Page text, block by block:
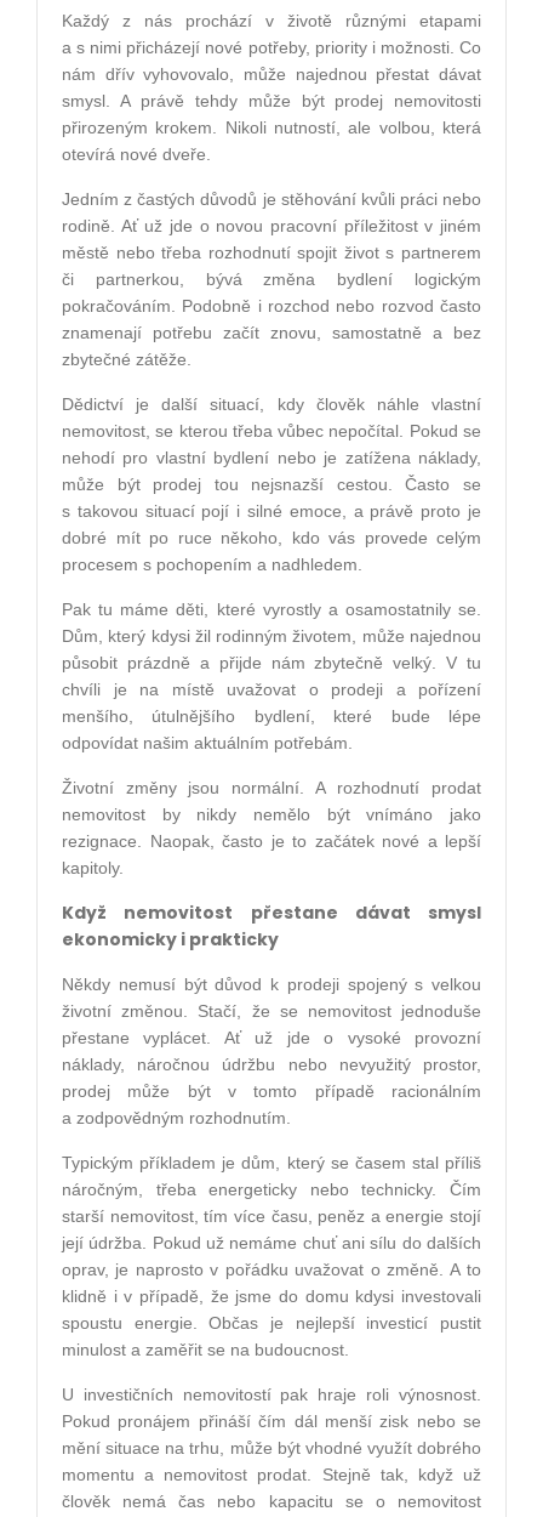
Každý z nás prochází v životě různými etapami
a s nimi přicházejí nové potřeby, priority i možnosti. Co
nám dřív vyhovovalo, může najednou přestat dávat
smysl. A právě tehdy může být prodej nemovitosti
přirozeným krokem. Nikoli nutností, ale volbou, která
otevírá nové dveře.
Jedním z častých důvodů je stěhování kvůli práci nebo
rodině. Ať už jde o novou pracovní příležitost v jiném
městě nebo třeba rozhodnutí spojit život s partnerem
či partnerkou, bývá změna bydlení logickým
pokračováním. Podobně i rozchod nebo rozvod často
znamenají potřebu začít znovu, samostatně a bez
zbytečné zátěže.
Dědictví je další situací, kdy člověk náhle vlastní
nemovitost, se kterou třeba vůbec nepočítal. Pokud se
nehodí pro vlastní bydlení nebo je zatížena náklady,
může být prodej tou nejsnazší cestou. Často se
s takovou situací pojí i silné emoce, a právě proto je
dobré mít po ruce někoho, kdo vás provede celým
procesem s pochopením a nadhledem.
Pak tu máme děti, které vyrostly a osamostatnily se.
Dům, který kdysi žil rodinným životem, může najednou
působit prázdně a přijde nám zbytečně velký. V tu
chvíli je na místě uvažovat o prodeji a pořízení
menšího, útulnějšího bydlení, které bude lépe
odpovídat našim aktuálním potřebám.
Životní změny jsou normální. A rozhodnutí prodat
nemovitost by nikdy nemělo být vnímáno jako
rezignace. Naopak, často je to začátek nové a lepší
kapitoly.
Když nemovitost přestane dávat smysl
ekonomicky i prakticky
Někdy nemusí být důvod k prodeji spojený s velkou
životní změnou. Stačí, že se nemovitost jednoduše
přestane vyplácet. Ať už jde o vysoké provozní
náklady, náročnou údržbu nebo nevyužitý prostor,
prodej může být v tomto případě racionálním
a zodpovědným rozhodnutím.
Typickým příkladem je dům, který se časem stal příliš
náročným, třeba energeticky nebo technicky. Čím
starší nemovitost, tím více času, peněz a energie stojí
její údržba. Pokud už nemáme chuť ani sílu do dalších
oprav, je naprosto v pořádku uvažovat o změně. A to
klidně i v případě, že jsme do domu kdysi investovali
spoustu energie. Občas je nejlepší investicí pustit
minulost a zaměřit se na budoucnost.
U investičních nemovitostí pak hraje roli výnosnost.
Pokud pronájem přináší čím dál menší zisk nebo se
mění situace na trhu, může být vhodné využít dobrého
momentu a nemovitost prodat. Stejně tak, když už
člověk nemá čas nebo kapacitu se o nemovitost